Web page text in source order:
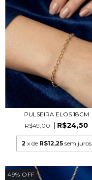
PULSEIRA ELOS 18CM
R$49,00
R$24,50
2 x de R$12,25 sem juros
49% OFF